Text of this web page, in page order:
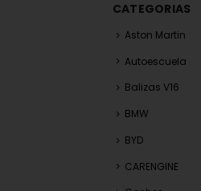
CATEGORIAS
Aston Martin
Autoescuela
Balizas V16
BMW
BYD
CARENGINE